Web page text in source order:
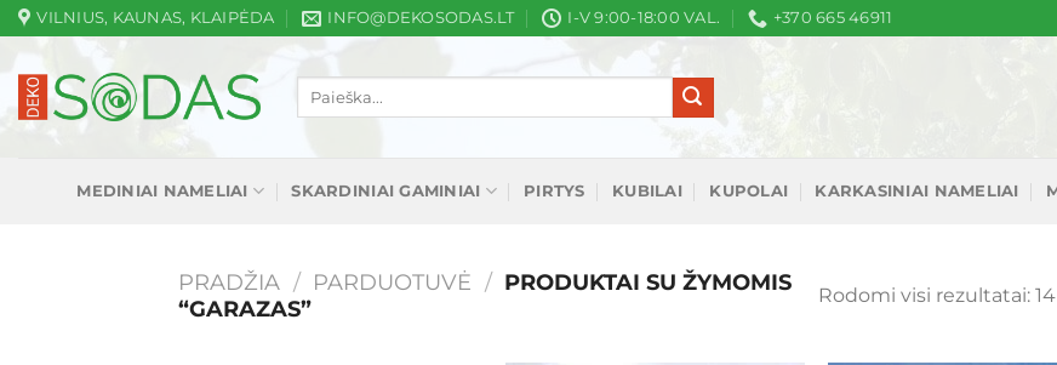
Skip
to
content
VILNIUS, KAUNAS, KLAIPĖDA INFO@DEKOSODAS.LT I-V 9:00-18:00 VAL. +370 665 46911
Ieškoti:
MEDINIAI NAMELIAI SKARDINIAI GAMINIAI PIRTYS KUBILAI KUPOLAI KARKASINIAI NAMELIAI
PRADŽIA / PARDUOTUVĖ / PRODUKTAI SU ŽYMOMIS
“GARAZAS”
Rodomi visi rezultatai: 14